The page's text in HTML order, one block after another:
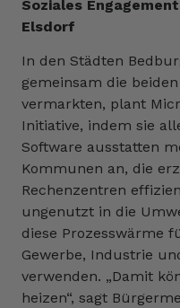
Soziales
Elsdorf
In den Städten
gemeinsam die
vermarkten, plant
Initiative, indem sie
Software ausstatten
Kommunen an, die
Rechenzentren
ungenutzt in die
diese Prozesswärme
Gewerbe, Industrie
verwenden. „Damit
heizen“, sagt